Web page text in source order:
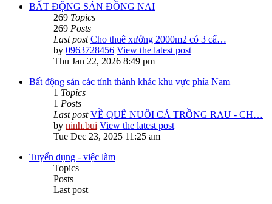
BẤT ĐỘNG SẢN ĐỒNG NAI
269 Topics
269 Posts
Last post Cho thuê xưởng 2000m2 có 3 cẩ…
by 0963728456 View the latest post
Thu Jan 22, 2026 8:49 pm
Bất động sản các tỉnh thành khác khu vực phía Nam
1 Topics
1 Posts
Last post VỀ QUÊ NUÔI CÁ TRỒNG RAU - CH…
by ninh.bui View the latest post
Tue Dec 23, 2025 11:25 am
Tuyển dụng - việc làm
Topics
Posts
Last post